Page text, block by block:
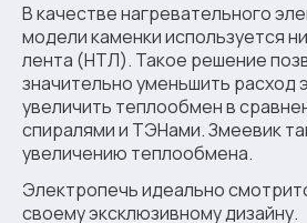
В качестве нагревательного
модели каменки используется
лента (НТЛ). Такое решение
значительно уменьшить расход
увеличить теплообмен в
спиралями и ТЭНами. Змеевик
увеличению теплообмена.
Электропечь идеально
своему эксклюзивному дизайну.